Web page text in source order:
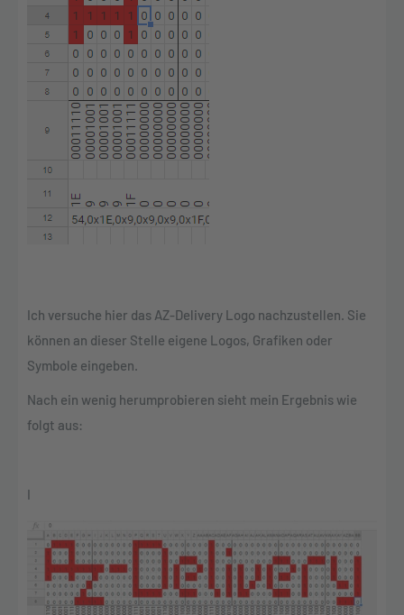
Ich versuche hier das AZ-Delivery Logo nachzustellen. Sie
können an dieser Stelle eigene Logos, Grafiken oder
Symbole eingeben.
Nach ein wenig herumprobieren sieht mein Ergebnis wie
folgt aus:
I